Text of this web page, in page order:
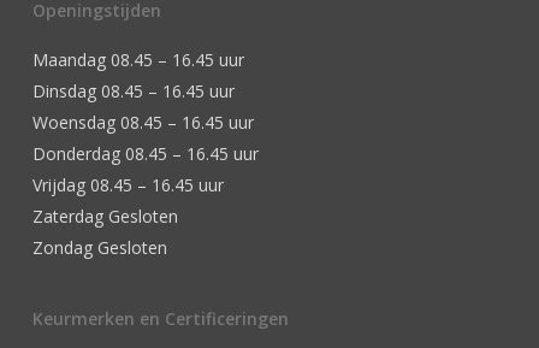
Openingstijden
Maandag 08.45 – 16.45 uur
Dinsdag 08.45 – 16.45 uur
Woensdag 08.45 – 16.45 uur
Donderdag 08.45 – 16.45 uur
Vrijdag 08.45 – 16.45 uur
Zaterdag Gesloten
Zondag Gesloten
Keurmerken en Certificeringen